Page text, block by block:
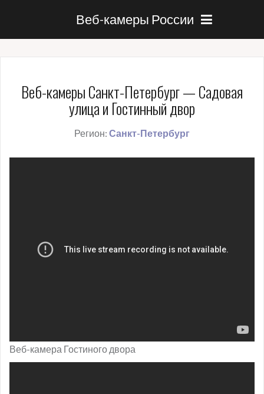
Веб-камеры России
Веб-камеры Санкт-Петербург — Садовая
улица и Гостинный двор
Регион: Санкт-Петербург
Веб-камера Гостиного двора